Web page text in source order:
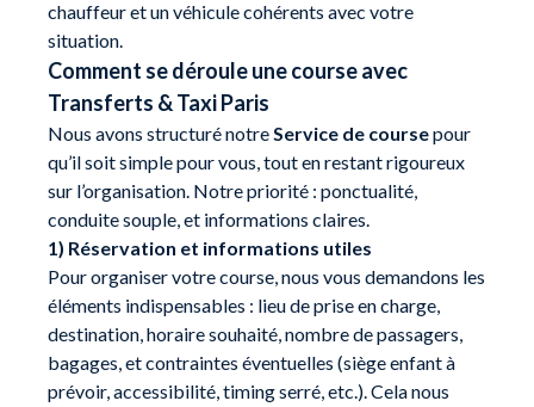
chauffeur et un véhicule cohérents avec votre
situation.
Comment se déroule une course avec
Transferts & Taxi Paris
Nous avons structuré notreService de coursepour
qu’il soit simple pour vous, tout en restant rigoureux
sur l’organisation. Notre priorité : ponctualité,
conduite souple, et informations claires.
1) Réservation et informations utiles
Pour organiser votre course, nous vous demandons les
éléments indispensables : lieu de prise en charge,
destination, horaire souhaité, nombre de passagers,
bagages, et contraintes éventuelles (siège enfant à
prévoir, accessibilité, timing serré, etc.). Cela nous